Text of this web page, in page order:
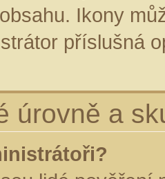
Ikony
příslušná
úrovně a